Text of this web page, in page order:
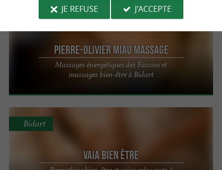
Pierre-Olivier Miau Massage
Massages énergétiques des Fascias et
massages bien-être à Bidart
Bidart
Vaia Bien Être
Bidart
JE REFUSE
J'ACCEPTE